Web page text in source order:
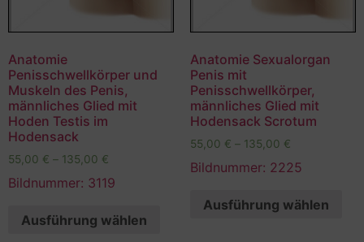
Anatomie
Penisschwellkörper und
Muskeln des Penis,
männliches Glied mit
Hoden Testis im
Hodensack
55,00 € – 135,00 €
Bildnummer: 3119
Ausführung wählen
Anatomie Sexualorgan
Penis mit
Penisschwellkörper,
männliches Glied mit
Hodensack Scrotum
55,00 € – 135,00 €
Bildnummer: 2225
Ausführung wählen